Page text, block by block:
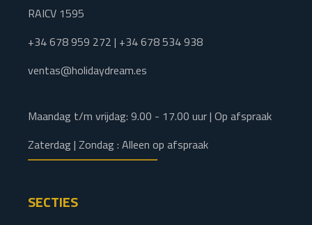
RAICV 1595
+34 678 959 272 | +34 678 534 938
ventas@holidaydream.es
Maandag t/m vrijdag: 9.00 - 17.00 uur | Op afspraak
Zaterdag | Zondag : Alleen op afspraak
SECTIES